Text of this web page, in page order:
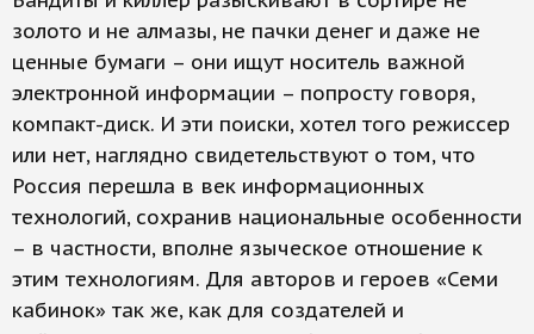
золото и не алмазы, не пачки денег и даже не
ценные бумаги – они ищут носитель важной
электронной информации – попросту говоря,
компакт-диск. И эти поиски, хотел того режиссер
или нет, наглядно свидетельствуют о том, что
Россия перешла в век информационных
технологий, сохранив национальные особенности
– в частности, вполне языческое отношение к
этим технологиям. Для авторов и героев «Семи
кабинок» так же, как для создателей и